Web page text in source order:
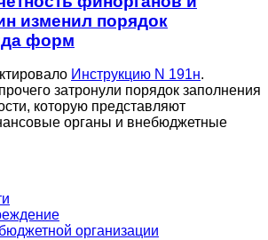
изменил порядок
форм
Инструкцию N 191н.
затронули порядок заполнения
которую представляют
органы и внебюджетные
организации